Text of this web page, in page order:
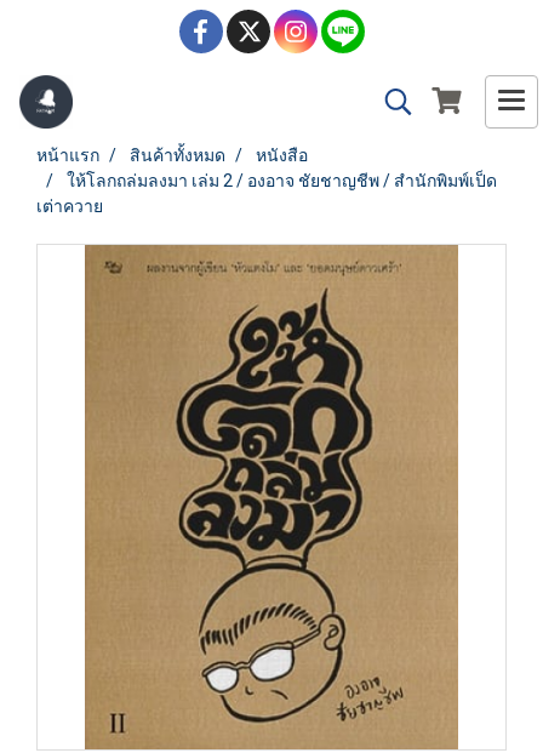
หน้าแรก สินค้าทั้งหมด
หนังสือ
ให้โลกถล่มลงมา เล่ม 2 / องอาจ ชัยชาญชีพ / สำนักพิมพ์เป็ด
เต่าควาย